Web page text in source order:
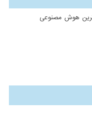
هوش مصنوعی